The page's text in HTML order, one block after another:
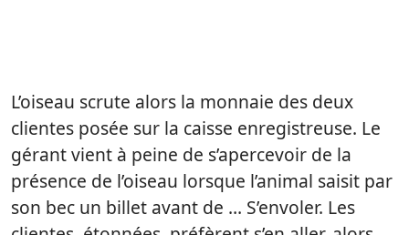
L’oiseau scrute alors la monnaie des deux
clientes posée sur la caisse enregistreuse. Le
gérant vient à peine de s’apercevoir de la
présence de l’oiseau lorsque l’animal saisit par
son bec un billet avant de … S’envoler. Les